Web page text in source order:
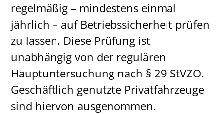
regelmäßig – mindestens einmal
jährlich – auf Betriebssicherheit prüfen
zu lassen. Diese Prüfung ist
unabhängig von der regulären
Hauptuntersuchung nach § 29 StVZO.
Geschäftlich genutzte Privatfahrzeuge
sind hiervon ausgenommen.